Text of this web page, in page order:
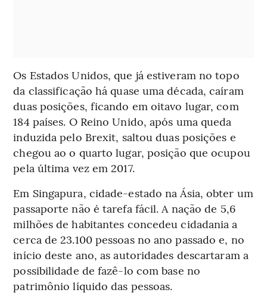
Os Estados Unidos, que já estiveram no topo
da classificação há quase uma década, caíram
duas posições, ficando em oitavo lugar, com
184 países. O Reino Unido, após uma queda
induzida pelo Brexit, saltou duas posições e
chegou ao o quarto lugar, posição que ocupou
pela última vez em 2017.
Em Singapura, cidade-estado na Ásia, obter um
passaporte não é tarefa fácil. A nação de 5,6
milhões de habitantes concedeu cidadania a
cerca de 23.100 pessoas no ano passado e, no
início deste ano, as autoridades descartaram a
possibilidade de fazê-lo com base no
patrimônio líquido das pessoas.